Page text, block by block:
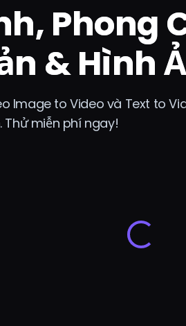
Phong
& Hình
Image to Video và Text to
Thử miễn phí ngay!